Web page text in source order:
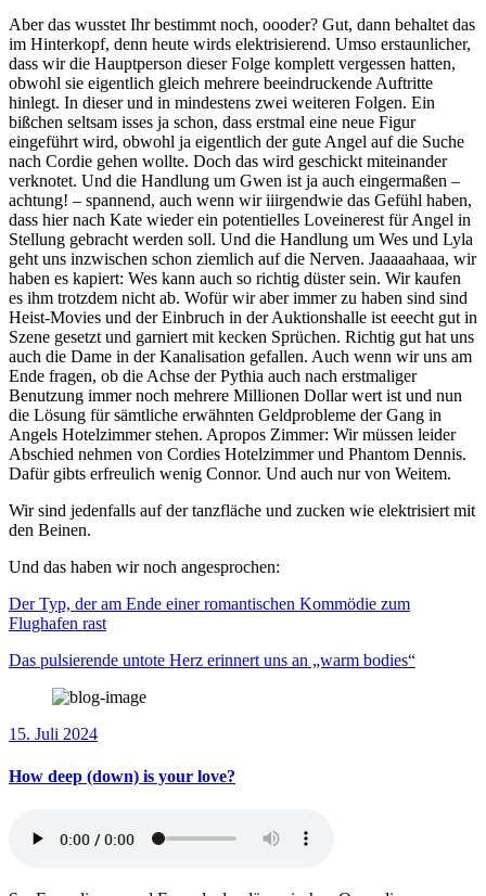
Aber das wusstet Ihr bestimmt noch, oooder? Gut, dann behaltet das
im Hinterkopf, denn heute wirds elektrisierend. Umso erstaunlicher,
dass wir die Hauptperson dieser Folge komplett vergessen hatten,
obwohl sie eigentlich gleich mehrere beeindruckende Auftritte
hinlegt. In dieser und in mindestens zwei weiteren Folgen. Ein
bißchen seltsam isses ja schon, dass erstmal eine neue Figur
eingeführt wird, obwohl ja eigentlich der gute Angel auf die Suche
nach Cordie gehen wollte. Doch das wird geschickt miteinander
verknotet. Und die Handlung um Gwen ist ja auch eingermaßen –
achtung! – spannend, auch wenn wir iiirgendwie das Gefühl haben,
dass hier nach Kate wieder ein potentielles Loveinerest für Angel in
Stellung gebracht werden soll. Und die Handlung um Wes und Lyla
geht uns inzwischen schon ziemlich auf die Nerven. Jaaaaahaaa, wir
haben es kapiert: Wes kann auch so richtig düster sein. Wir kaufen
es ihm trotzdem nicht ab. Wofür wir aber immer zu haben sind sind
Heist-Movies und der Einbruch in der Auktionshalle ist eeecht gut in
Szene gesetzt und garniert mit kecken Sprüchen. Richtig gut hat uns
auch die Dame in der Kanalisation gefallen. Auch wenn wir uns am
Ende fragen, ob die Achse der Pythia auch nach erstmaliger
Benutzung immer noch mehrere Millionen Dollar wert ist und nun
die Lösung für sämtliche erwähnten Geldprobleme der Gang in
Angels Hotelzimmer stehen. Apropos Zimmer: Wir müssen leider
Abschied nehmen von Cordies Hotelzimmer und Phantom Dennis.
Dafür gibts erfreulich wenig Connor. Und auch nur von Weitem.
Wir sind jedenfalls auf der tanzfläche und zucken wie elektrisiert mit
den Beinen.
Und das haben wir noch angesprochen:
Der Typ, der am Ende einer romantischen Kommödie zum
Flughafen rast
Das pulsierende untote Herz erinnert uns an „warm bodies“
15. Juli 2024
How deep (down) is your love?